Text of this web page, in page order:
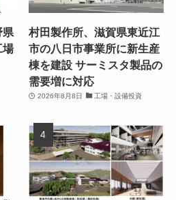
県
場
村田製作所、滋賀県東近江
市の八日市事業所に新生産
棟を建設 サーミスタ製品の
需要増に対応
2026年8月8日 工場・設備投資